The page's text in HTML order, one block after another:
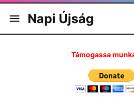
Napi Újság
Támogassa